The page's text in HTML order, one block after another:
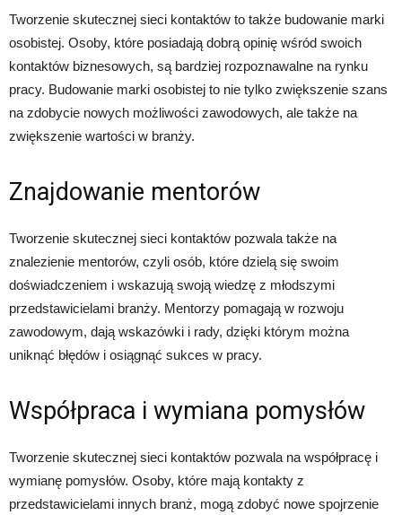
Tworzenie skutecznej sieci kontaktów to także budowanie marki
osobistej. Osoby, które posiadają dobrą opinię wśród swoich
kontaktów biznesowych, są bardziej rozpoznawalne na rynku
pracy. Budowanie marki osobistej to nie tylko zwiększenie szans
na zdobycie nowych możliwości zawodowych, ale także na
zwiększenie wartości w branży.
Znajdowanie mentorów
Tworzenie skutecznej sieci kontaktów pozwala także na
znalezienie mentorów, czyli osób, które dzielą się swoim
doświadczeniem i wskazują swoją wiedzę z młodszymi
przedstawicielami branży. Mentorzy pomagają w rozwoju
zawodowym, dają wskazówki i rady, dzięki którym można
uniknąć błędów i osiągnąć sukces w pracy.
Współpraca i wymiana pomysłów
Tworzenie skutecznej sieci kontaktów pozwala na współpracę i
wymianę pomysłów. Osoby, które mają kontakty z
przedstawicielami innych branż, mogą zdobyć nowe spojrzenie